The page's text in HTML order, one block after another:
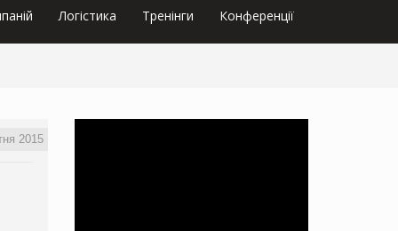
Логістика Тренінги Конференції
2015